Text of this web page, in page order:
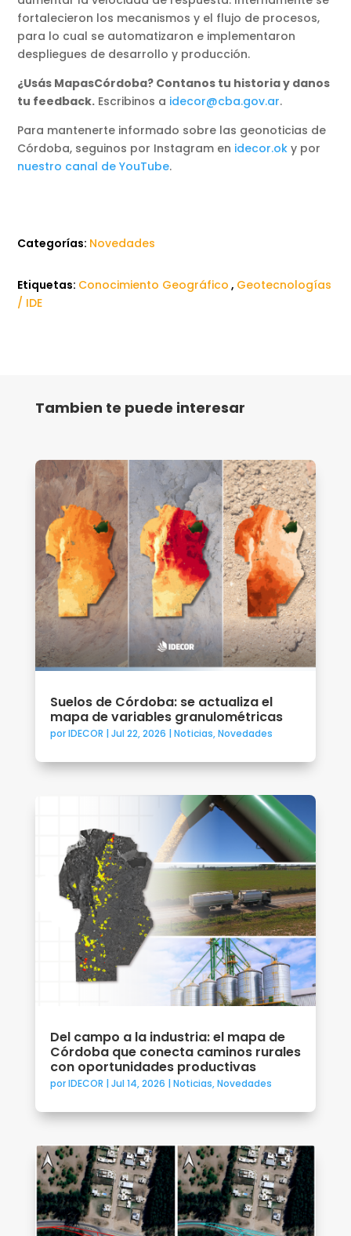
fortalecieron los mecanismos y el flujo de procesos,
para lo cual se automatizaron e implementaron
despliegues de desarrollo y producción.
¿Usás MapasCórdoba? Contanos tu historia y danos
tu feedback. Escribinos a idecor@cba.gov.ar.
Para mantenerte informado sobre las geonoticias de
Córdoba, seguinos por Instagram en idecor.ok y por
nuestro canal de YouTube.
Categorías: Novedades
Etiquetas: Conocimiento Geográfico , Geotecnologías
/ IDE
Tambien te puede interesar
Suelos de Córdoba: se actualiza el
mapa de variables granulométricas
porIDECOR | Jul 22, 2026 | Noticias,Novedades
Del campo a la industria: el mapa de
Córdoba que conecta caminos rurales
con oportunidades productivas
porIDECOR | Jul 14, 2026 | Noticias,Novedades